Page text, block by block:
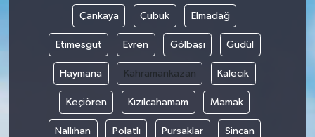
Çankaya Çubuk Elmadağ
Etimesgut Evren Gölbaşı Güdül
Haymana Kahramankazan Kalecik
Keçiören Kızılcahamam Mamak
Nallıhan Polatlı Pursaklar Sincan
Hisarcık
İlçeler
Köşe Yazıları
Kültür Sanat